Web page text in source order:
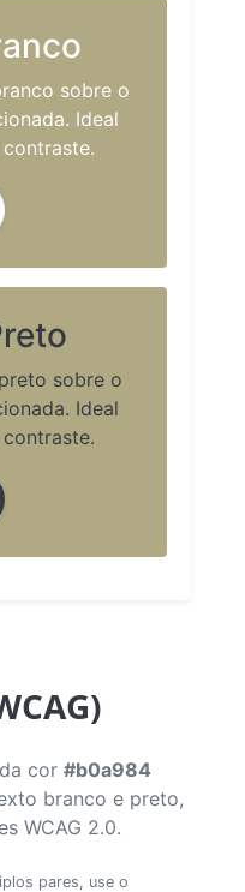
sobre o
Ideal
sobre o
Ideal
cor #b0a984
branco e preto,
WCAG 2.0.
pares, use o